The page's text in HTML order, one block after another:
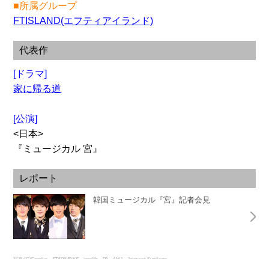
■所属グループ
FTISLAND(エフティアイランド)
代表作
[ドラマ]
家に帰る道
[公演]
<日本>
『ミュージカル 宮』
レポート
韓国ミュージカル『宮』記者会見